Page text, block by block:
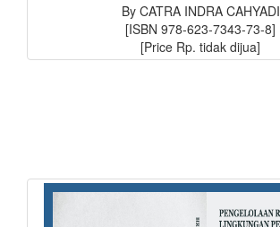
By CATRA INDRA CAHYADI
[ISBN 978-623-7343-73-8]
[Price Rp. tidak dijua]